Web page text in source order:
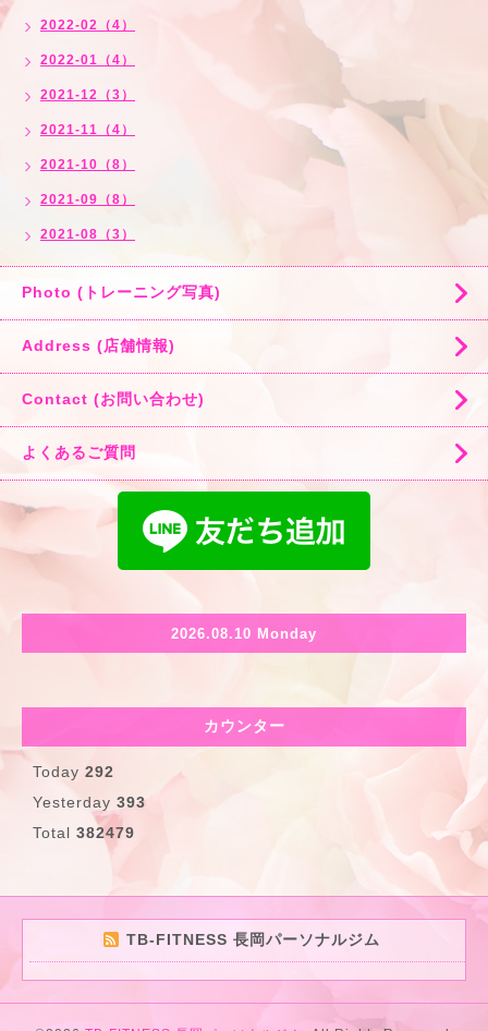
2022-02（4）
2022-01（4）
2021-12（3）
2021-11（4）
2021-10（8）
2021-09（8）
2021-08（3）
Photo (トレーニング写真)
Address (店舗情報)
Contact (お問い合わせ)
よくあるご質問
2026.08.10 Monday
カウンター
Today 292
Yesterday 393
Total 382479
TB-FITNESS 長岡パーソナルジム